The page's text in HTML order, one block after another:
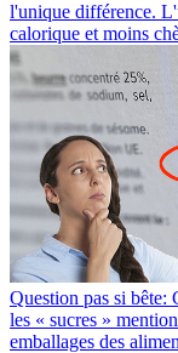
l'unique différence.
calorique et moins
Question pas si bête:
les « sucres »
emballages des